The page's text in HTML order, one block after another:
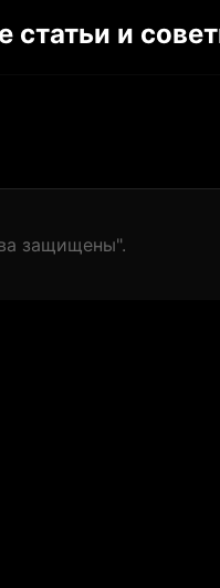
защищены".